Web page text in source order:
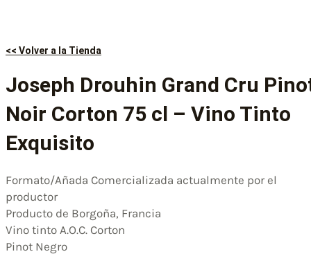
<< Volver a la Tienda
Joseph Drouhin Grand Cru
Noir Corton 75 cl – Vino Tinto
Exquisito
Formato/Añada Comercializada actualmente por el
productor
Producto de Borgoña, Francia
Vino tinto A.O.C. Corton
Pinot Negro